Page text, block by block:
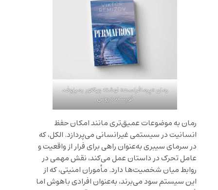
رمان «پرمافراست» نوشته ویکتور رمیزوف،
نویسنده روس
رمان به موضوعات عمیق‌تری مانند امکان حفظ
انسانیت در سیستمی غیرانسانی می‌پردازد. الکل، که
در سرمای سیبری به‌عنوان راهی برای فرار از واقعیت و
عامل تحرک در داستان عمل می‌کند، نقش مهمی در
روابط میان شخصیت‌ها دارد. مأموران امنیتی، که از
این سیستم سود می‌برند، به‌عنوان افرادی باهوش اما